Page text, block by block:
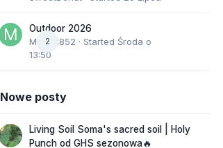
2
Outdoor 2026
Marcel852 · Started Środa o
13:50
Nowe posty
Living Soil Soma's sacred soil | Holy
Punch od GHS sezonowa🔥